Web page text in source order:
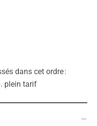
dans cet ordre :
plein tarif